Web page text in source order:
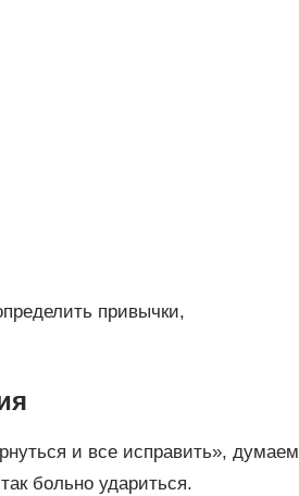
привычки,
и все исправить», думаем
больно удариться.